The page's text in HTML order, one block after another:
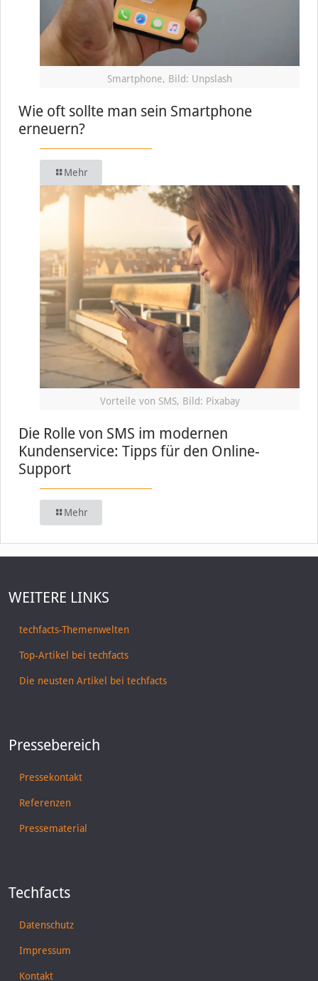
Smartphone, Bild: Unpslash
Wie oft sollte man sein Smartphone
erneuern?
Mehr
Vorteile von SMS, Bild: Pixabay
Die Rolle von SMS im modernen
Kundenservice: Tipps für den Online-
Support
Mehr
WEITERE LINKS
techfacts-Themenwelten
Top-Artikel bei techfacts
Die neusten Artikel bei techfacts
Pressebereich
Pressekontakt
Referenzen
Pressematerial
Techfacts
Datenschutz
Impressum
Kontakt